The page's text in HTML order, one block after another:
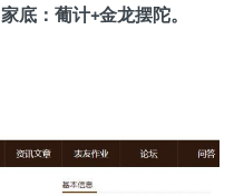
底：葡计+金龙摆陀。